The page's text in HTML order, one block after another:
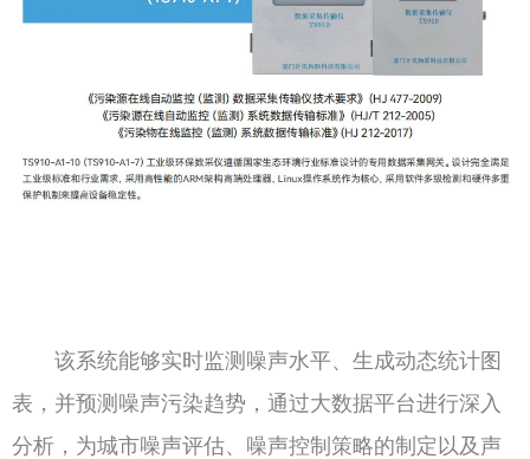
该系统能够实时监测噪声水平、生成动态统计图
表，并预测噪声污染趋势，通过大数据平台进行深入
分析，为城市噪声评估、噪声控制策略的制定以及声